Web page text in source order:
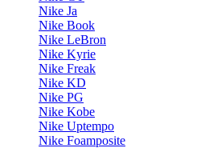
Nike Ja
Nike Book
Nike LeBron
Nike Kyrie
Nike Freak
Nike KD
Nike PG
Nike Kobe
Nike Uptempo
Nike Foamposite